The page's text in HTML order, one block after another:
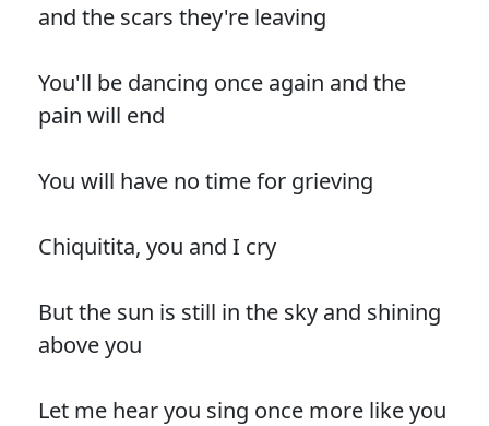
and the scars they're leaving
You'll be dancing once again and the
pain will end
You will have no time for grieving
Chiquitita, you and I cry
But the sun is still in the sky and shining
above you
Let me hear you sing once more like you